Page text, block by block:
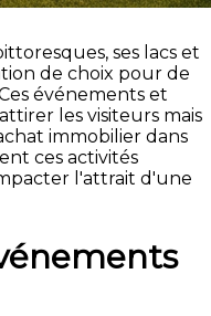
ses lacs et
de choix pour de
événements et
les visiteurs mais
immobilier dans
ces activités
l'attrait d'une